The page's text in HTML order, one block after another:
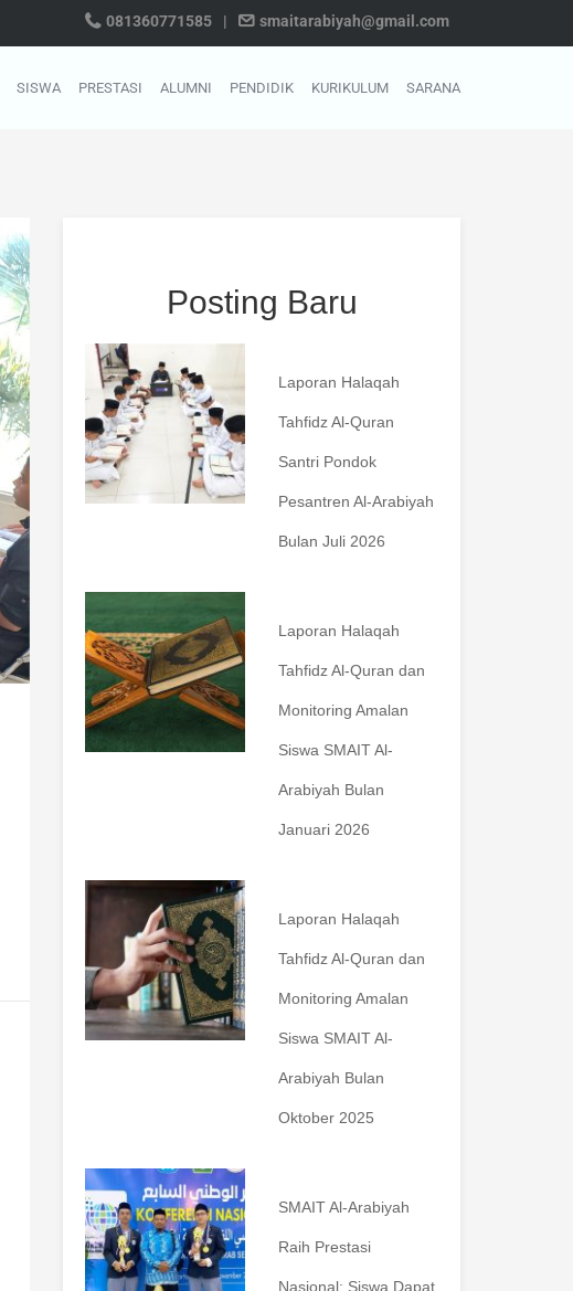
081360771585 | smaitarabiyah@gmail.com
SISWA PRESTASI ALUMNI PENDIDIK KURIKULUM SARANA
Posting Baru
Laporan Halaqah
Tahfidz Al-Quran
Santri Pondok
Pesantren Al-Arabiyah
Bulan Juli 2026
Laporan Halaqah
Tahfidz Al-Quran dan
Monitoring Amalan
Siswa SMAIT Al-
Arabiyah Bulan
Januari 2026
Laporan Halaqah
Tahfidz Al-Quran dan
Monitoring Amalan
Siswa SMAIT Al-
Arabiyah Bulan
Oktober 2025
SMAIT Al-Arabiyah
Raih Prestasi
Nasional: Siswa Dapat